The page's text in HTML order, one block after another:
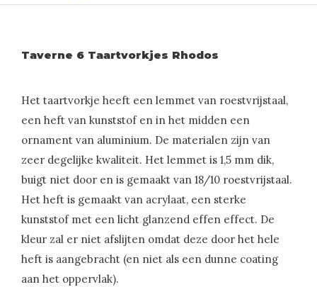
Taverne 6 Taartvorkjes Rhodos
Het taartvorkje heeft een lemmet van roestvrijstaal,
een heft van kunststof en in het midden een
ornament van aluminium. De materialen zijn van
zeer degelijke kwaliteit. Het lemmet is 1,5 mm dik,
buigt niet door en is gemaakt van 18/10 roestvrijstaal.
Het heft is gemaakt van acrylaat, een sterke
kunststof met een licht glanzend effen effect. De
kleur zal er niet afslijten omdat deze door het hele
heft is aangebracht (en niet als een dunne coating
aan het oppervlak).